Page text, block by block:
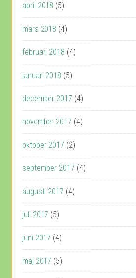
april 2018 (5)
mars 2018 (4)
februari 2018 (4)
januari 2018 (5)
december 2017 (4)
november 2017 (4)
oktober 2017 (2)
september 2017 (4)
augusti 2017 (4)
juli 2017 (5)
juni 2017 (4)
maj 2017 (5)